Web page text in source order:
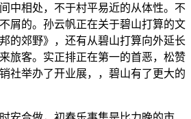
中相处，不于村平易近的从体性。不
屑的。孙云帆正在关于碧山打算的文
的郊野》，还有从碧山打算向外延长
旅客。实正排正在第一的首恶，松赞
社举办了开业展，，碧山有了更大的